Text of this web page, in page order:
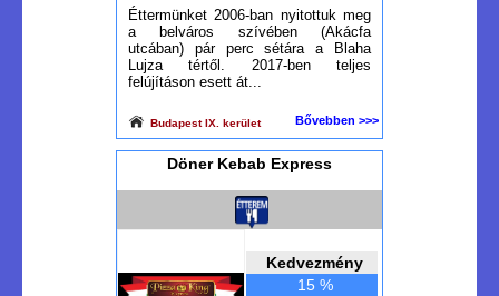
Éttermünket 2006-ban nyitottuk meg
a belváros szívében (Akácfa
utcában) pár perc sétára a Blaha
Lujza tértől. 2017-ben teljes
felújításon esett át...
Budapest IX. kerület Bővebben >>>
Döner Kebab Express
Kedvezmény
15 %